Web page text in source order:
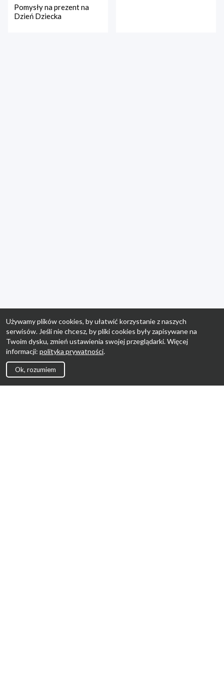
Pomysły na prezent na
Dzień Dziecka
Używamy plików cookies, by ułatwić korzystanie z naszych
serwisów. Jeśli nie chcesz, by pliki cookies były zapisywane na
Twoim dysku, zmień ustawienia swojej przeglądarki. Więcej
informacji: polityka prywatności.
Ok, rozumiem